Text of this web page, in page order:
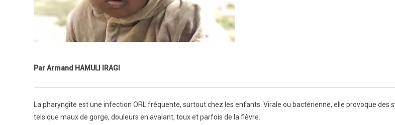
Par Armand HAMULI IRAGI
La pharyngite est une infection ORL fréquente, surtout chez les enfants. Virale ou bactérienne, elle provoque des
tels que maux de gorge, douleurs en avalant, toux et parfois de la fièvre.